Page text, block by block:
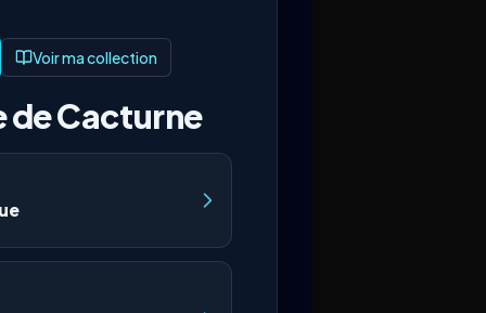
Voir ma collection
de Cacturne